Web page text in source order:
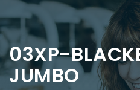
03XP-
JUMBO